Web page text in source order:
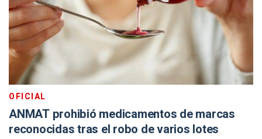
OFICIAL
ANMAT prohibió medicamentos de marcas
reconocidas tras el robo de varios lotes